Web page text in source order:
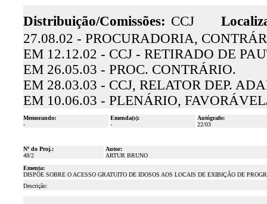
Distribuição/Comissões: CCJ
27.08.02 - PROCURADORIA,
EM 12.12.02 - CCJ - RETIRADO DE
EM 26.05.03 - PROC. CONTRÁRIO.
EM 28.03.03 - CCJ, RELATOR DEP.
EM 10.06.03 - PLENÁRIO,
Memorando:
-
Emenda(s):
-
Autógrafo:
22/03
Nº do Proj.:
48/2
Autor:
ARTUR BRUNO
Ementa:
DISPÕE SOBRE O ACESSO GRATUITO DE IDOSOS AOS LOCAIS DE EXIBIÇÃO DE
Descrição: